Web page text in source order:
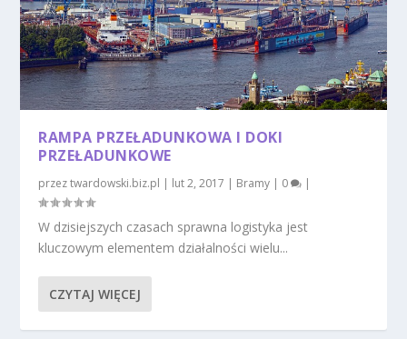
RAMPA PRZEŁADUNKOWA I DOKI
PRZEŁADUNKOWE
przeztwardowski.biz.pl | lut 2, 2017 | Bramy | 0 |
W dzisiejszych czasach sprawna logistyka jest
kluczowym elementem działalności wielu...
CZYTAJ WIĘCEJ